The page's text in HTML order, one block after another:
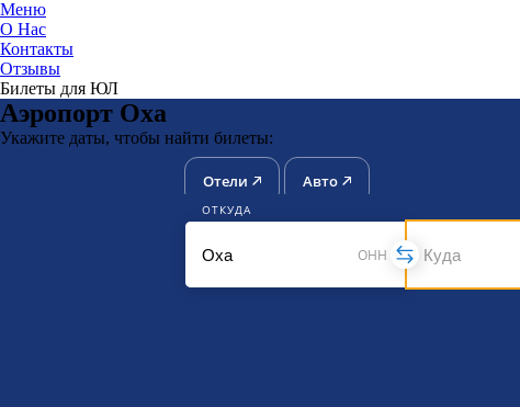
Меню
О Нас
Контакты
Отзывы
Билеты для ЮЛ
Аэропорт Оха
Укажите даты, чтобы найти билеты:
Отели Авто
ОТКУДА
OHH